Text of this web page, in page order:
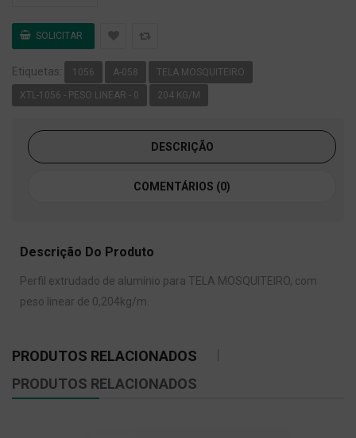
Etiquetas: 1056 A-058 TELA MOSQUITEIRO
XTL-1056 - PESO LINEAR - 0 204 KG/M
DESCRIÇÃO
COMENTÁRIOS (0)
Descrição Do Produto
Perfil extrudado de alumínio para TELA MOSQUITEIRO, com
peso linear de 0,204kg/m.
PRODUTOS RELACIONADOS
PRODUTOS RELACIONADOS